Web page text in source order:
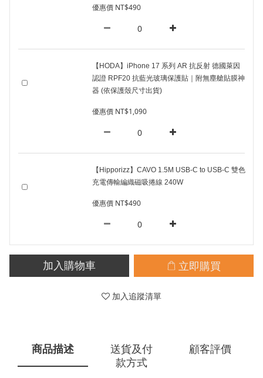
優惠價 NT$490
【HODA】iPhone 17 系列 AR 抗反射 德國萊因
認證 RPF20 抗藍光玻璃保護貼｜附無塵艙貼膜神
器 (依保護殼尺寸出貨)
優惠價 NT$1,090
【Hipporizz】CAVO 1.5M USB-C to USB-C 雙色
充電傳輸編織磁吸捲線 240W
優惠價 NT$490
加入購物車 立即購買
加入追蹤清單
商品描述
送貨及付
款方式
顧客評價